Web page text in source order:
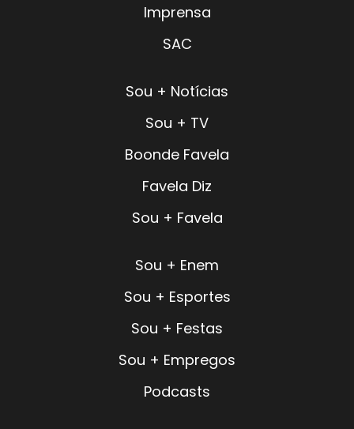
Imprensa
SAC
Sou + Notícias
Sou + TV
Boonde Favela
Favela Diz
Sou + Favela
Sou + Enem
Sou + Esportes
Sou + Festas
Sou + Empregos
Podcasts